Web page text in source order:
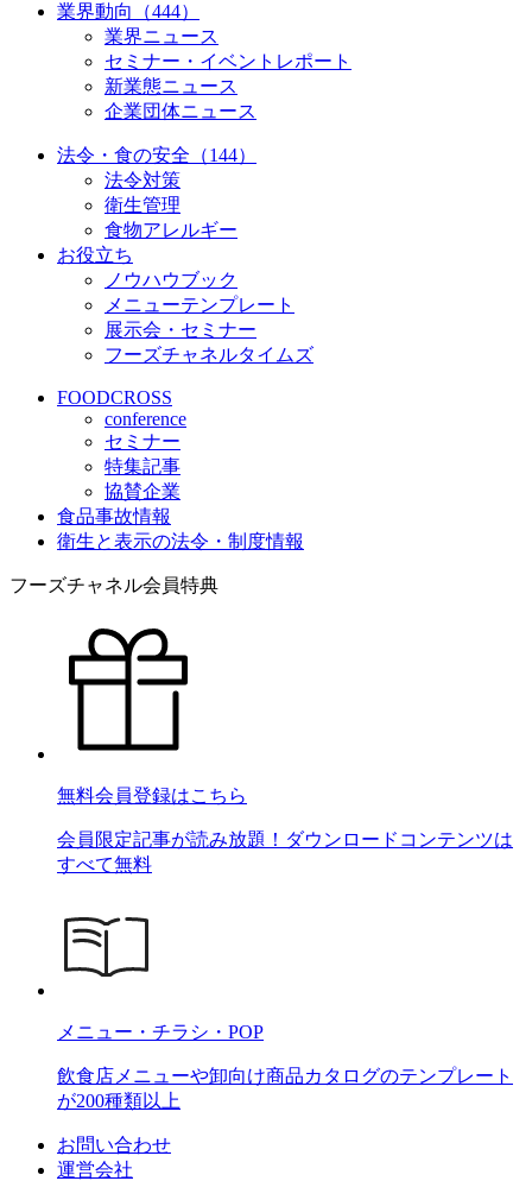
業界動向（444）
業界ニュース
セミナー・イベントレポート
新業態ニュース
企業団体ニュース
法令・食の安全（144）
法令対策
衛生管理
食物アレルギー
お役立ち
ノウハウブック
メニューテンプレート
展示会・セミナー
フーズチャネルタイムズ
FOODCROSS
conference
セミナー
特集記事
協賛企業
食品事故情報
衛生と表示の法令・制度情報
フーズチャネル会員特典
無料会員登録はこちら
会員限定記事が読み放題！ダウンロードコンテンツは
すべて無料
メニュー・チラシ・POP
飲食店メニューや卸向け商品カタログのテンプレート
が200種類以上
お問い合わせ
運営会社